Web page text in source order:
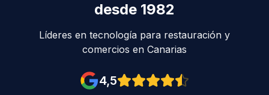
desde 1982
Líderes en tecnología para restauración y
comercios en Canarias
Valoración en Google: 4,5
4,5